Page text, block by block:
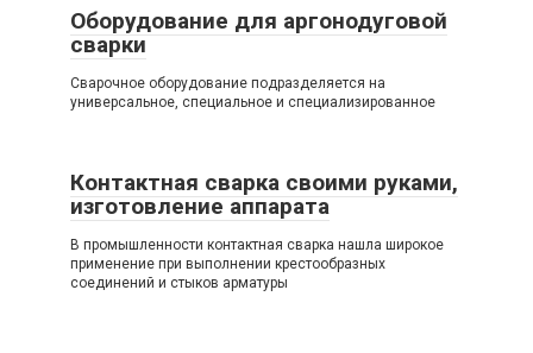
Оборудование для аргонодуговой
сварки
Сварочное оборудование подразделяется на
универсальное, специальное и специализированное
Контактная сварка своими руками,
изготовление аппарата
В промышленности контактная сварка нашла широкое
применение при выполнении крестообразных
соединений и стыков арматуры